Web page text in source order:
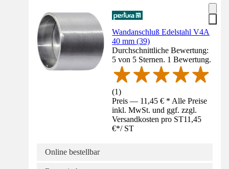
Wandanschluß Edelstahl V4A
40 mm (39)
Durchschnittliche Bewertung:
5 von 5 Sternen. 1 Bewertung.
(1)
Preis — 11,45 € * Alle Preise
inkl. MwSt. und ggf. zzgl.
Versandkosten pro ST11,45
€*/ ST
Online bestellbar